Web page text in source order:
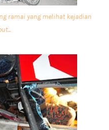
ramai yang melihat kejadian